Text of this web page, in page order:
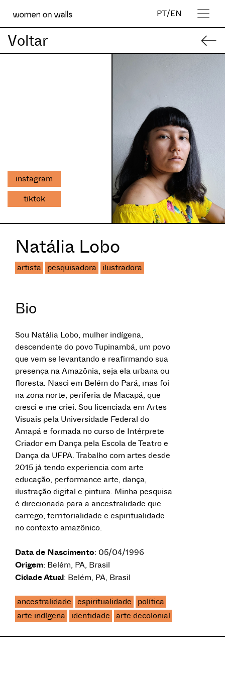
PT/EN
Voltar
instagram
tiktok
Natália Lobo
artista pesquisadora ilustradora
Bio
Sou Natália Lobo, mulher indígena,
descendente do povo Tupinambá, um povo
que vem se levantando e reafirmando sua
presença na Amazônia, seja ela urbana ou
floresta. Nasci em Belém do Pará, mas foi
na zona norte, periferia de Macapá, que
cresci e me criei. Sou licenciada em Artes
Visuais pela Universidade Federal do
Amapá e formada no curso de Intérprete
Criador em Dança pela Escola de Teatro e
Dança da UFPA. Trabalho com artes desde
2015 já tendo experiencia com arte
educação, performance arte, dança,
ilustração digital e pintura. Minha pesquisa
é direcionada para a ancestralidade que
carrego, territorialidade e espiritualidade
no contexto amazônico.
Data de Nascimento: 05/04/1996
Origem: Belém, PA, Brasil
Cidade Atual: Belém, PA, Brasil
ancestralidade espiritualidade
política
arte indígena
identidade arte decolonial